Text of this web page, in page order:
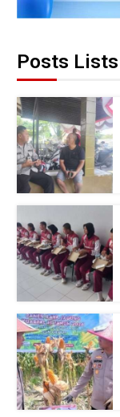
Posts Lists